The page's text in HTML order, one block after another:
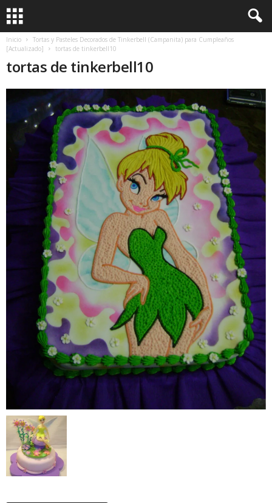
Inicio
Tortas y Pasteles Decorados de Tinkerbell (Campanita) para Cumpleaños
[Actualizado]
tortas de tinkerbell10
tortas de tinkerbell10